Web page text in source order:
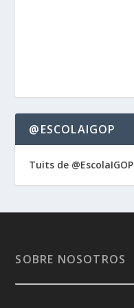
@ESCOLAIGOP
Tuits de @EscolaIGOP
SOBRE NOSOTROS